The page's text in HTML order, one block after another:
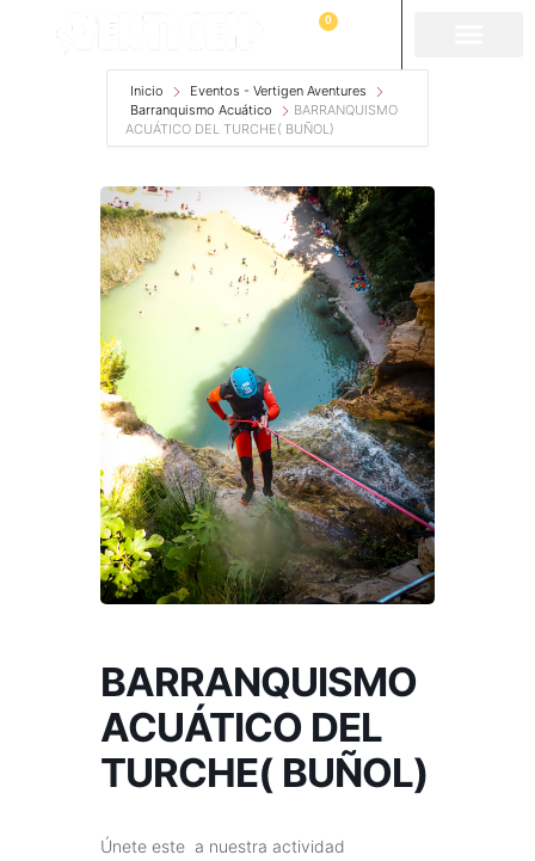
0
Inicio
Eventos - Vertigen Aventures
Barranquismo Acuático
BARRANQUISMO
ACUÁTICO DEL TURCHE( BUÑOL)
BARRANQUISMO
ACUÁTICO DEL
TURCHE( BUÑOL)
Únete este a nuestra actividad